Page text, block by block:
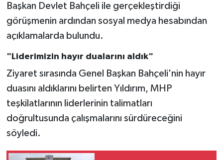
Başkan Devlet Bahçeli ile gerçekleştirdiği
görüşmenin ardından sosyal medya hesabından
açıklamalarda bulundu.
"Liderimizin hayır dualarını aldık"
Ziyaret sırasında Genel Başkan Bahçeli'nin hayır
duasını aldıklarını belirten Yıldırım, MHP
teşkilatlarının liderlerinin talimatları
doğrultusunda çalışmalarını sürdüreceğini
söyledi.